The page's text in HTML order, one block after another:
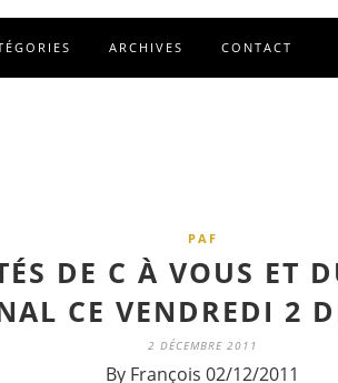
ARCHIVES CONTACT
PAF
DE C À VOUS ET
CE VENDREDI 2
2 DÉCEMBRE 2011
By François 02/12/2011